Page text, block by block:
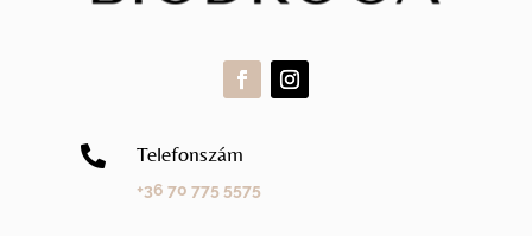
 Telefonszám
+36 70 775 5575